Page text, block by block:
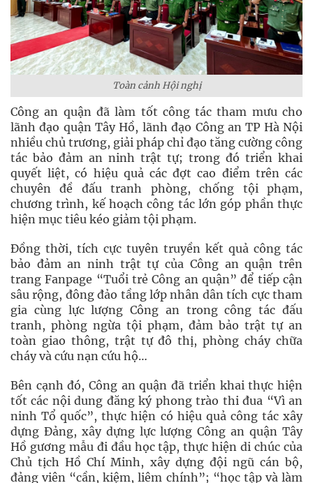
Toàn cảnh Hội nghị
Công an quận đã làm tốt công tác tham mưu cho
lãnh đạo quận Tây Hồ, lãnh đạo Công an TP Hà Nội
nhiều chủ trương, giải pháp chỉ đạo tăng cường công
tác bảo đảm an ninh trật tự; trong đó triển khai
quyết liệt, có hiệu quả các đợt cao điểm trên các
chuyên đề đấu tranh phòng, chống tội phạm,
chương trình, kế hoạch công tác lớn góp phần thực
hiện mục tiêu kéo giảm tội phạm.
Đồng thời, tích cực tuyên truyền kết quả công tác
bảo đảm an ninh trật tự của Công an quận trên
trang Fanpage “Tuổi trẻ Công an quận” để tiếp cận
sâu rộng, đông đảo tầng lớp nhân dân tích cực tham
gia cùng lực lượng Công an trong công tác đấu
tranh, phòng ngừa tội phạm, đảm bảo trật tự an
toàn giao thông, trật tự đô thị, phòng cháy chữa
cháy và cứu nạn cứu hộ…
Bên cạnh đó, Công an quận đã triển khai thực hiện
tốt các nội dung đăng ký phong trào thi đua “Vì an
ninh Tổ quốc”, thực hiện có hiệu quả công tác xây
dựng Đảng, xây dựng lực lượng Công an quận Tây
Hồ gương mẫu đi đầu học tập, thực hiện di chúc của
Chủ tịch Hồ Chí Minh, xây dựng đội ngũ cán bộ,
đảng viên “cần, kiệm, liêm chính”; “học tập và làm